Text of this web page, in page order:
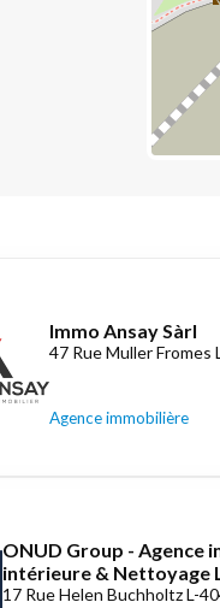
Immo Ansay Sàrl
47 Rue Muller Fromes
Agence immobilière
ONUD Group - Agence
intérieure & Nettoyage
17 Rue Helen Buchholtz L-